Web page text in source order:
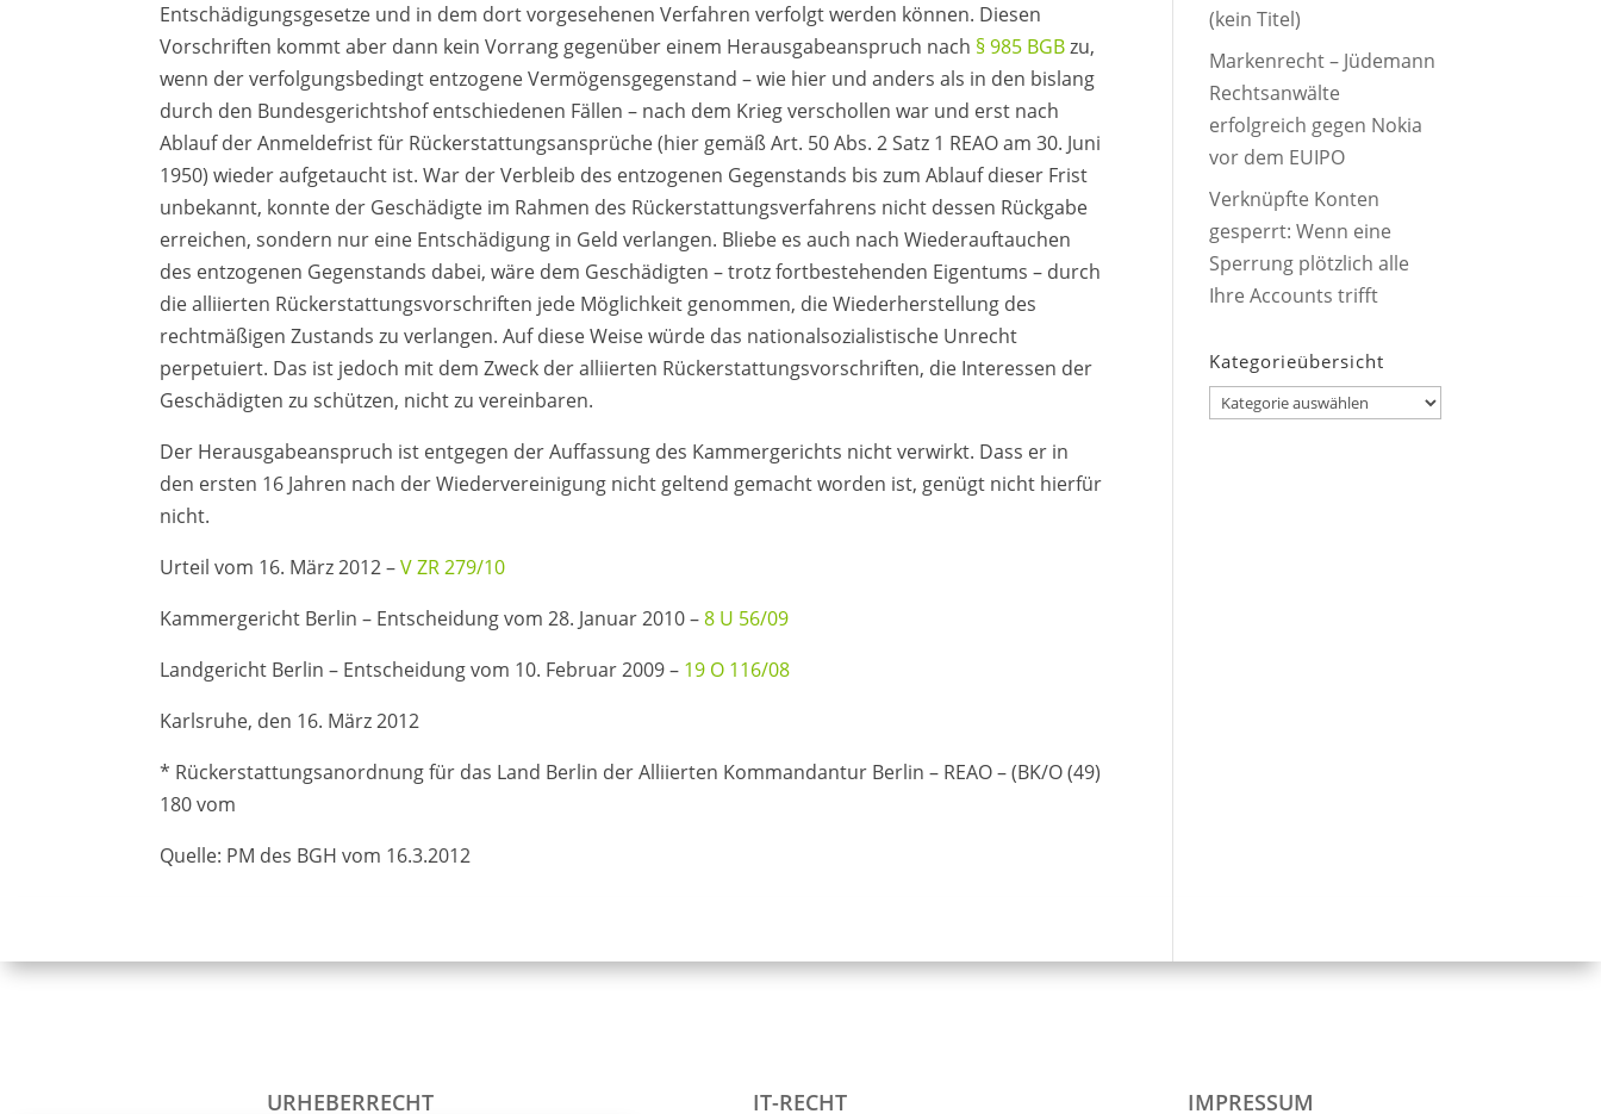
Entschädigungsgesetze und in dem dort vorgesehenen Verfahren verfolgt werden können. Diesen
Vorschriften kommt aber dann kein Vorrang gegenüber einem Herausgabeanspruch nach § 985 BGBzu,
wenn der verfolgungsbedingt entzogene Vermögensgegenstand – wie hier und anders als in den bislang
durch den Bundesgerichtshof entschiedenen Fällen – nach dem Krieg verschollen war und erst nach
Ablauf der Anmeldefrist für Rückerstattungsansprüche (hier gemäß Art. 50 Abs. 2 Satz 1 REAO am 30. Juni
1950) wieder aufgetaucht ist. War der Verbleib des entzogenen Gegenstands bis zum Ablauf dieser Frist
unbekannt, konnte der Geschädigte im Rahmen des Rückerstattungsverfahrens nicht dessen Rückgabe
erreichen, sondern nur eine Entschädigung in Geld verlangen. Bliebe es auch nach Wiederauftauchen
des entzogenen Gegenstands dabei, wäre dem Geschädigten – trotz fortbestehenden Eigentums – durch
die alliierten Rückerstattungsvorschriften jede Möglichkeit genommen, die Wiederherstellung des
rechtmäßigen Zustands zu verlangen. Auf diese Weise würde das nationalsozialistische Unrecht
perpetuiert. Das ist jedoch mit dem Zweck der alliierten Rückerstattungsvorschriften, die Interessen der
Geschädigten zu schützen, nicht zu vereinbaren.
Der Herausgabeanspruch ist entgegen der Auffassung des Kammergerichts nicht verwirkt. Dass er in
den ersten 16 Jahren nach der Wiedervereinigung nicht geltend gemacht worden ist, genügt nicht hierfür
nicht.
Urteil vom 16. März 2012 –V ZR 279/10
Kammergericht Berlin – Entscheidung vom 28. Januar 2010 –8 U 56/09
Landgericht Berlin – Entscheidung vom 10. Februar 2009 – 19 O 116/08
Karlsruhe, den 16. März 2012
* Rückerstattungsanordnung für das Land Berlin der Alliierten Kommandantur Berlin – REAO – (BK/O (49)
180 vom
Quelle: PM des BGH vom 16.3.2012
(kein Titel)
Markenrecht – Jüdemann
Rechtsanwälte
erfolgreich gegen Nokia
vor dem EUIPO
Verknüpfte Konten
gesperrt: Wenn eine
Sperrung plötzlich alle
Ihre Accounts trifft
Kategorieübersicht
Kategorieübersicht
URHEBERRECHT IT-RECHT IMPRESSUM